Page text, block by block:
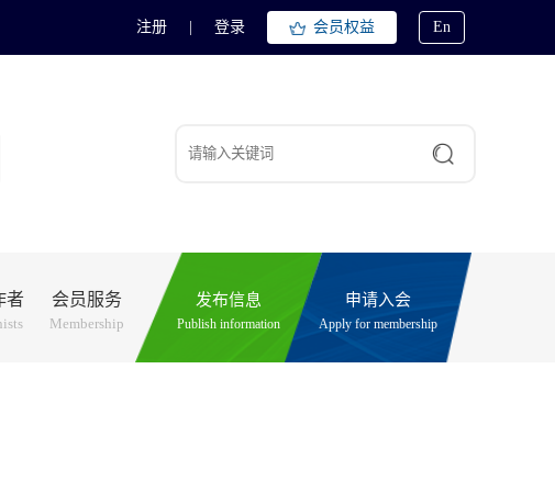
注册 登录 会员权益 En
者 会员服务
Membership
发布信息
Publish information
申请入会
Apply for membership